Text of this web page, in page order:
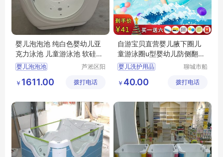
婴儿泡泡池 纯白色婴幼儿亚
克力泳池 儿童游泳池 软硅胶
澡盆
婴儿泡泡池
儿童游泳池
芦淞区阳
童游泳馆
￥ 1611.00 拨打电话
自游宝贝直营婴儿腋下圈儿
童游泳圈u型婴幼儿防侧翻双
气囊安全圈
婴儿洗护用品
母婴店洗护用品
聊城市船
乐设备有
￥ 40.00 拨打电话